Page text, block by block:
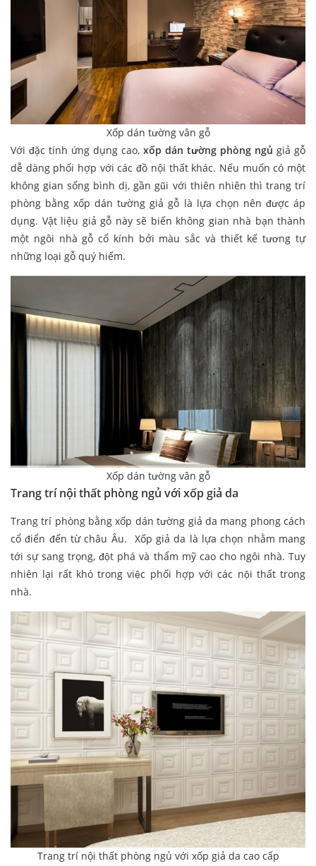
Xốp dán tường vân gỗ
Với đặc tính ứng dụng cao, xốp dán tường phòng ngủ giả gỗ
dễ dàng phối hợp với các đồ nội thất khác. Nếu muốn có một
không gian sống bình dị, gần gũi với thiên nhiên thì trang trí
phòng bằng xốp dán tường giả gỗ là lựa chọn nên được áp
dụng. Vật liệu giả gỗ này sẽ biến không gian nhà bạn thành
một ngôi nhà gỗ cổ kính bởi màu sắc và thiết kế tương tự
những loại gỗ quý hiếm.
Xốp dán tường vân gỗ
Trang trí nội thất phòng ngủ với xốp giả da
Trang trí phòng bằng xốp dán tường giả da mang phong cách
cổ điển đến từ châu Âu. Xốp giả da là lựa chọn nhằm mang
tới sự sang trọng, đột phá và thẩm mỹ cao cho ngôi nhà. Tuy
nhiên lại rất khó trong việc phối hợp với các nội thất trong
nhà.
Trang trí nội thất phòng ngủ với xốp giả da cao cấp